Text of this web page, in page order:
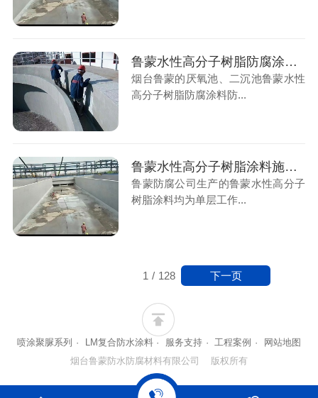
鲁蒙水性高分子树脂防腐涂料防腐防水涂料施工厌氧池、二沉池
烟台鲁蒙的厌氧池、二沉池鲁蒙水性
高分子树脂防腐涂料防...
鲁蒙水性高分子树脂涂料施工后的涂层能减少混凝土微细裂纹造成的渗漏腐蚀
鲁蒙防腐公司生产的鲁蒙水性高分子
树脂涂料均为单层工作...
1 / 128 下一页
喷涂聚脲系列 · LM复合防水涂料 · 服务支持 · 工程案例 ·
网站地图
烟台鲁蒙防水防腐材料有限公司 版权所有